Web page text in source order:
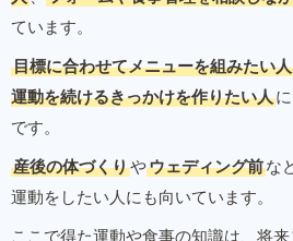
ています。
目標に合わせてメニューを組みたい人
運動を続けるきっかけを作りたい人
です。
産後の体づくりやウェディング前な
運動をしたい人にも向いています。
ここで得た運動や食事の知識は、将